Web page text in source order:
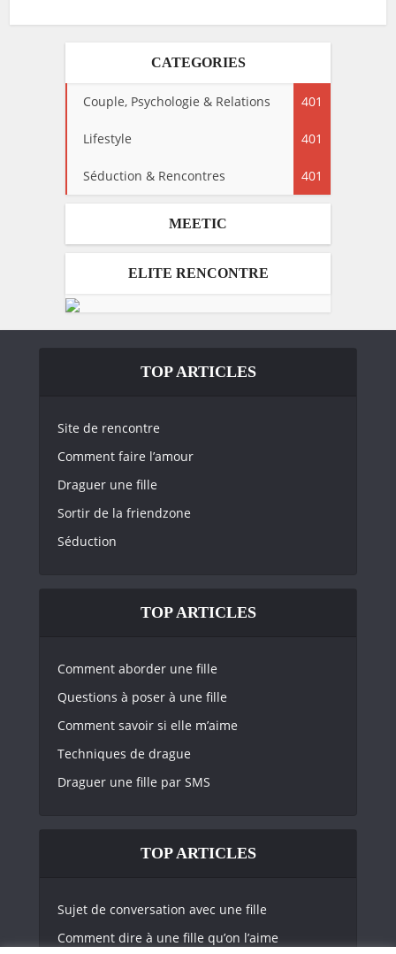
CATEGORIES
Couple, Psychologie & Relations 401
Lifestyle 401
Séduction & Rencontres 401
MEETIC
ELITE RENCONTRE
TOP ARTICLES
Site de rencontre
Comment faire l’amour
Draguer une fille
Sortir de la friendzone
Séduction
TOP ARTICLES
Comment aborder une fille
Questions à poser à une fille
Comment savoir si elle m’aime
Techniques de drague
Draguer une fille par SMS
TOP ARTICLES
Sujet de conversation avec une fille
Comment dire à une fille qu’on l’aime